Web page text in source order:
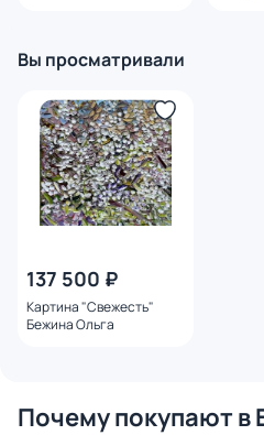
Вы просматривали
137 500 ₽
Картина "Свежесть"
Бежина Ольга
Почему покупают в